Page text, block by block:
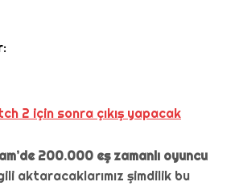
2 için sonra çıkış yapacak
200.000 eş zamanlı oyuncu
aktaracaklarımız şimdilik bu